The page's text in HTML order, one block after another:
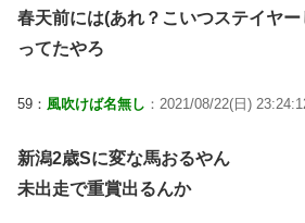
春天前には(あれ？こいつステイヤ
ってたやろ
59： 風吹けば名無し ：2021/08/22(日)
新潟2歳Sに変な馬おるやん
未出走で重賞出るんか